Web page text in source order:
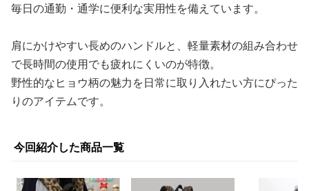
毎日の通勤・通学に便利な実用性を備えています。
肩にかけやすい長めのハンドルと、軽量素材の組み合わせ
で長時間の使用でも疲れにくいのが特徴。
野性的なヒョウ柄の魅力を日常に取り入れたい方にぴった
りのアイテムです。
今回紹介した商品一覧